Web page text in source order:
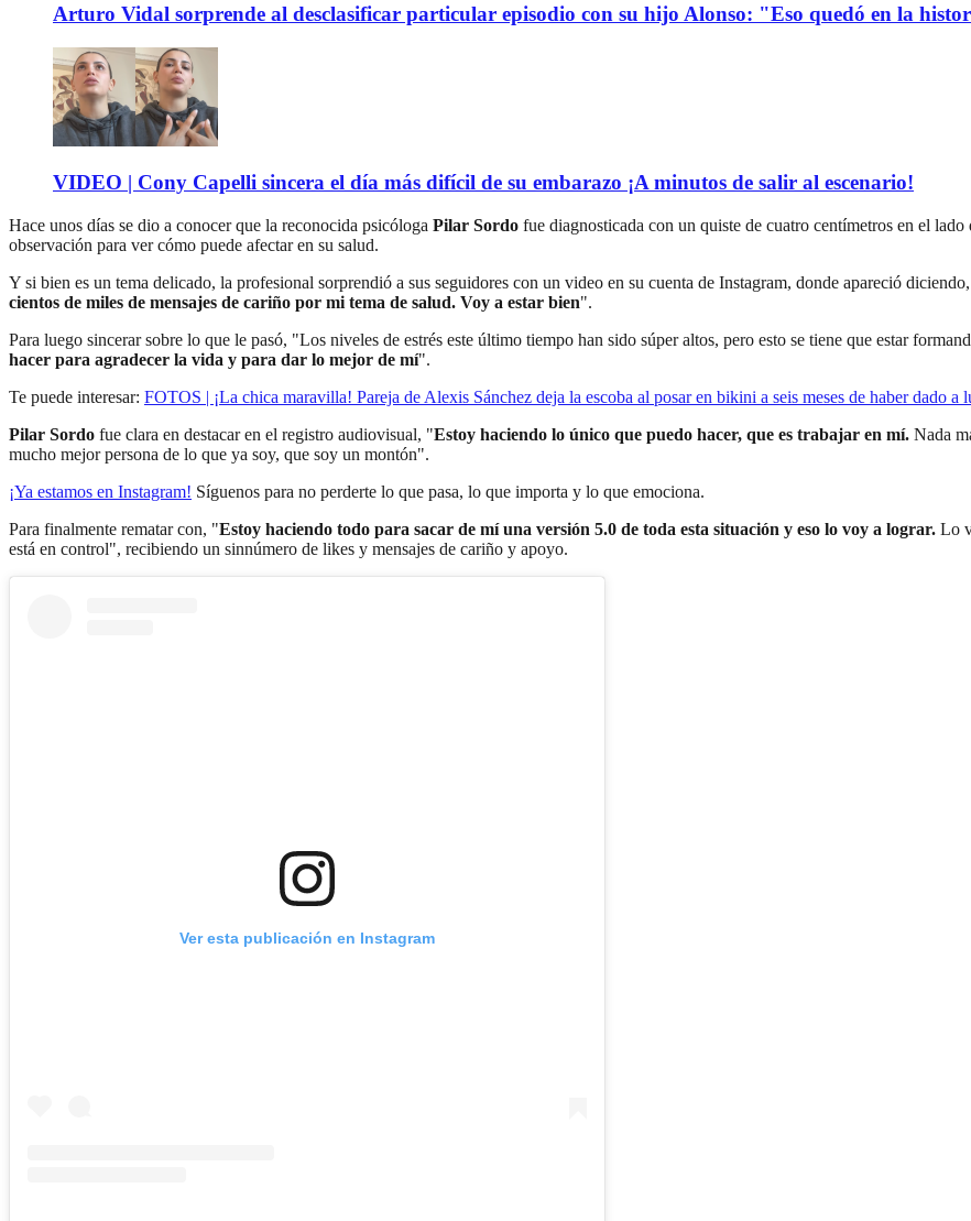
Arturo Vidal sorprende al desclasificar particular episodio con su hijo Alonso: "Eso quedó en la
VIDEO | Cony Capelli sincera el día más difícil de su embarazo ¡A minutos de salir al escenario!
Hace unos días se dio a conocer que la reconocida psicóloga Pilar Sordo fue diagnosticada con un quiste de cuatro centímetros en el
observación para ver cómo puede afectar en su salud.
Y si bien es un tema delicado, la profesional sorprendió a sus seguidores con un video en su cuenta de Instagram, donde apareció
cientos de miles de mensajes de cariño por mi tema de salud. Voy a estar bien".
Para luego sincerar sobre lo que le pasó, "Los niveles de estrés este último tiempo han sido súper altos, pero esto se tiene que estar
hacer para agradecer la vida y para dar lo mejor de mí".
Te puede interesar: FOTOS | ¡La chica maravilla! Pareja de Alexis Sánchez deja la escoba al posar en bikini a seis meses de haber dado a
Pilar Sordo fue clara en destacar en el registro audiovisual, "Estoy haciendo lo único que puedo hacer, que es trabajar en mí. Nada
mucho mejor persona de lo que ya soy, que soy un montón".
¡Ya estamos en Instagram! Síguenos para no perderte lo que pasa, lo que importa y lo que emociona.
Para finalmente rematar con, "Estoy haciendo todo para sacar de mí una versión 5.0 de toda esta situación y eso lo voy a lograr. Lo
está en control", recibiendo un sinnúmero de likes y mensajes de cariño y apoyo.
Ver esta publicación en Instagram